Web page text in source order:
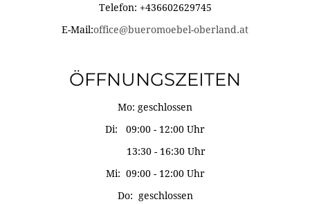
Telefon: +436602629745
E-Mail:office@bueromoebel-oberland.at
ÖFFNUNGSZEITEN
Mo: geschlossen
Di: 09:00 - 12:00 Uhr
13:30 - 16:30 Uhr
Mi: 09:00 - 12:00 Uhr
Do: geschlossen